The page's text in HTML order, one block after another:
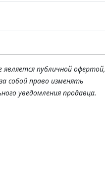
публичной офертой,
собой право изменять
уведомления продавца.